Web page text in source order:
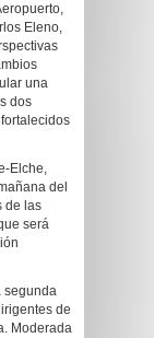
Eleno,
una
dos
Elche,
del
de las
será
segunda
de
Moderada